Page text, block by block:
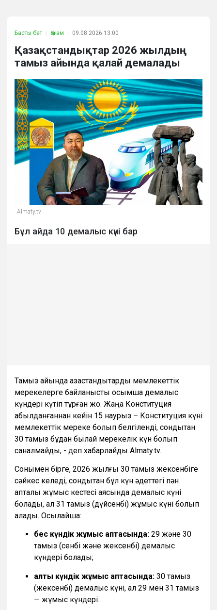
Басты бет Қоғам 09.08.2026 13:00
Қазақстандықтар 2026 жылдың
тамыз айында қалай демалады
Almaty.tv
Бұл айда 10 демалыс күні бар
Тамыз айында қазақстандықтарды мемлекеттік
мерекелерге байланысты қосымша демалыс
күндері күтіп тұрған жоқ. Жаңа Конституция
қабылданғаннан кейін 15 наурыз – Конституция күні
мемлекеттік мереке болып белгіленді, сондықтан
30 тамыз бұдан былай мерекелік күн болып
саналмайды, - деп хабарлайды Almaty.tv.
Сонымен бірге, 2026 жылғы 30 тамыз жексенбіге
сәйкес келеді, сондықтан бұл күн әдеттегі пән
апталық жұмыс кестесі аясында демалыс күні
болады, ал 31 тамыз (дүйсенбі) жұмыс күні болып
қалады. Осылайша:
бес күндік жұмыс аптасында: 29 және 30
тамыз (сенбі және жексенбі) демалыс
күндері болады;
алты күндік жұмыс аптасында: 30 тамыз
(жексенбі) демалыс күні, ал 29 мен 31 тамыз
— жұмыс күндері.